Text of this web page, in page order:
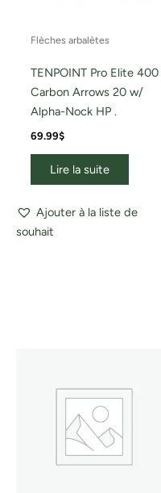
Flèches arbalètes
TENPOINT Pro Elite 400
Carbon Arrows 20 w/
Alpha-Nock HP .
69.99$
Lire la suite
Ajouter à la liste de
souhait